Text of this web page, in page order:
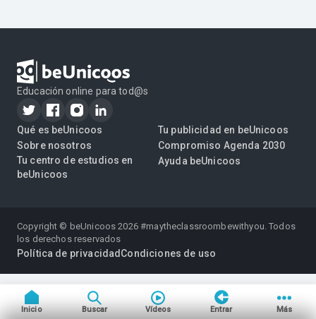
Educación online para tod@s
Qué es beUnicoos
Sobre nosotros
Tu centro de estudios en
beUnicoos
Tu publicidad en beUnicoos
Compromiso Agenda 2030
Ayuda beUnicoos
Copyright © beUnicoos2026#maytheclassroombewithyou. Todos
los derechos reservados
Política de privacidad Condiciones de uso
Inicio Buscar Vídeos Entrar Más